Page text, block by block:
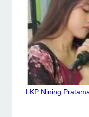
LKP Nining